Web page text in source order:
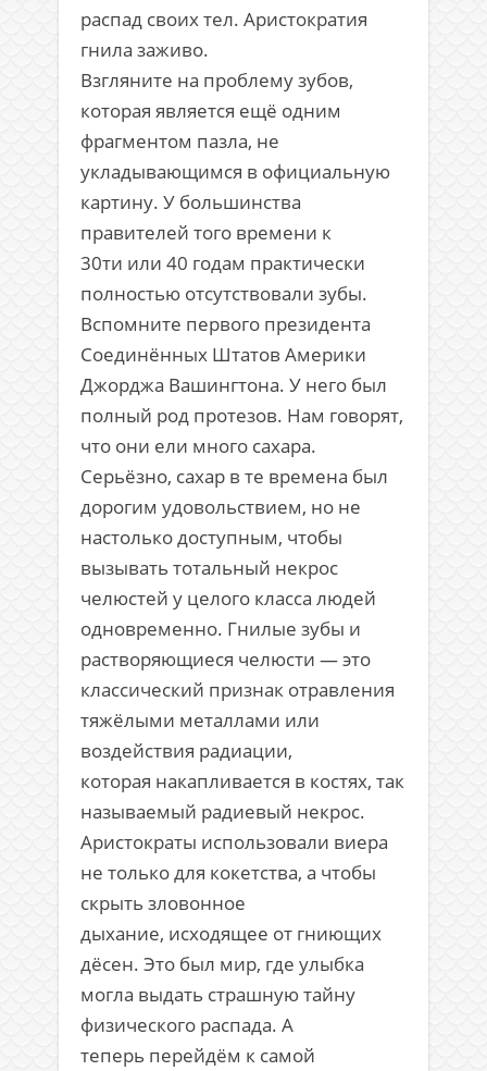
распад своих тел. Аристократия
гнила заживо.
Взгляните на проблему зубов,
которая является ещё одним
фрагментом пазла, не
укладывающимся в официальную
картину. У большинства
правителей того времени к
30ти или 40 годам практически
полностью отсутствовали зубы.
Вспомните первого президента
Соединённых Штатов Америки
Джорджа Вашингтона. У него был
полный род протезов. Нам говорят,
что они ели много сахара.
Серьёзно, сахар в те времена был
дорогим удовольствием, но не
настолько доступным, чтобы
вызывать тотальный некрос
челюстей у целого класса людей
одновременно. Гнилые зубы и
растворяющиеся челюсти — это
классический признак отравления
тяжёлыми металлами или
воздействия радиации,
которая накапливается в костях, так
называемый радиевый некрос.
Аристократы использовали виера
не только для кокетства, а чтобы
скрыть зловонное
дыхание, исходящее от гниющих
дёсен. Это был мир, где улыбка
могла выдать страшную тайну
физического распада. А
теперь перейдём к самой